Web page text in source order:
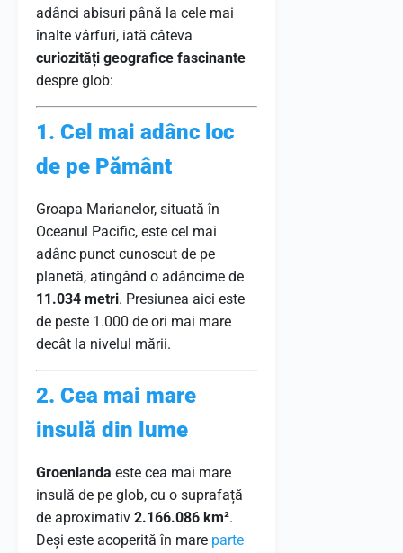
adânci abisuri până la cele mai
înalte vârfuri, iată câteva
curiozități geografice fascinante
despre glob:
1. Cel mai adânc loc
de pe Pământ
Groapa Marianelor, situată în
Oceanul Pacific, este cel mai
adânc punct cunoscut de pe
planetă, atingând o adâncime de
11.034 metri. Presiunea aici este
de peste 1.000 de ori mai mare
decât la nivelul mării.
2. Cea mai mare
insulă din lume
Groenlanda este cea mai mare
insulă de pe glob, cu o suprafață
de aproximativ 2.166.086 km².
Deși este acoperită în mare parte